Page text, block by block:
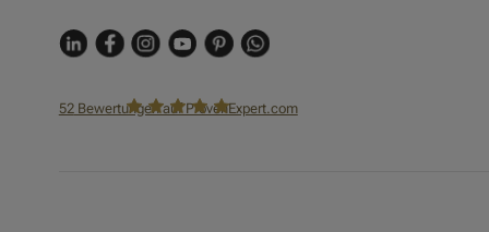
52Bewertungen auf ProvenExpert.com